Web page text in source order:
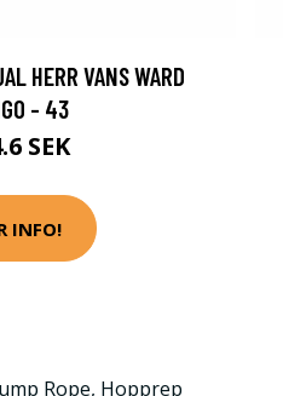
HERR VANS WARD
- 43
SEK
INFO!